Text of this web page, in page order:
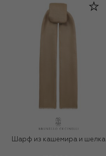
Шарф из кашемира и шелка